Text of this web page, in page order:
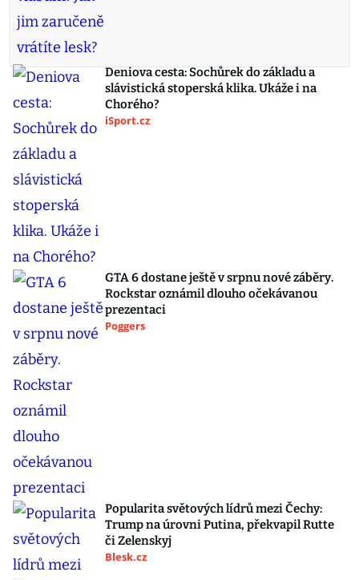
Deniova cesta: Sochůrek do základu a
slávistická stoperská klika. Ukáže i na
Chorého?
iSport.cz
GTA 6 dostane ještě v srpnu nové záběry.
Rockstar oznámil dlouho očekávanou
prezentaci
Poggers
Popularita světových lídrů mezi Čechy:
Trump na úrovni Putina, překvapil Rutte
či Zelenskyj
Blesk.cz